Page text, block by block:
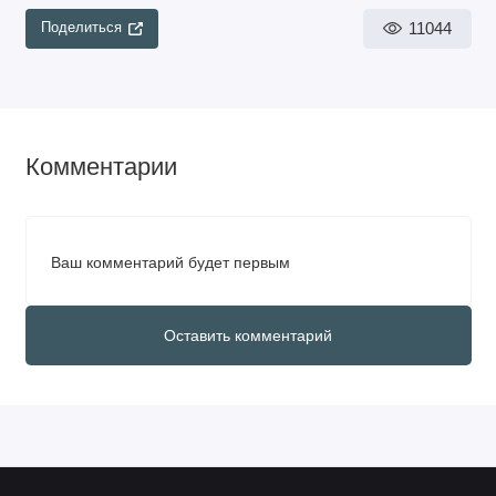
Поделиться 11044
Комментарии
Ваш комментарий будет первым
Оставить комментарий